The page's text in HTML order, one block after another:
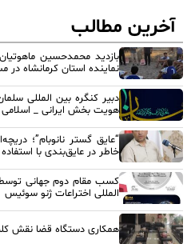
آخرین مطالب
بازدید محمدحسین
نماینده استان کرمانشاه
دبیر کنگره بین المللی
هویت بخش ایرانی _
“عایق گستر نانوبام”؛
خاطر در عایق‌بندی با
کسب مقام دوم جهانی
المللی اختراعات ژنو سوئیس
همکاری دستگاه قضا نقش